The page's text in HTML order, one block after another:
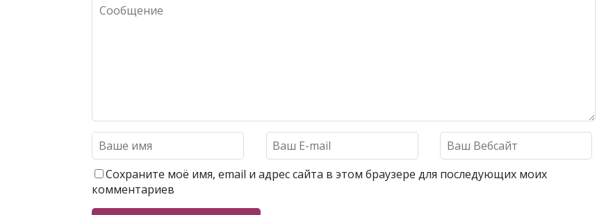
Сохраните моё имя, email и адрес сайта в этом браузере для последующих моих
комментариев